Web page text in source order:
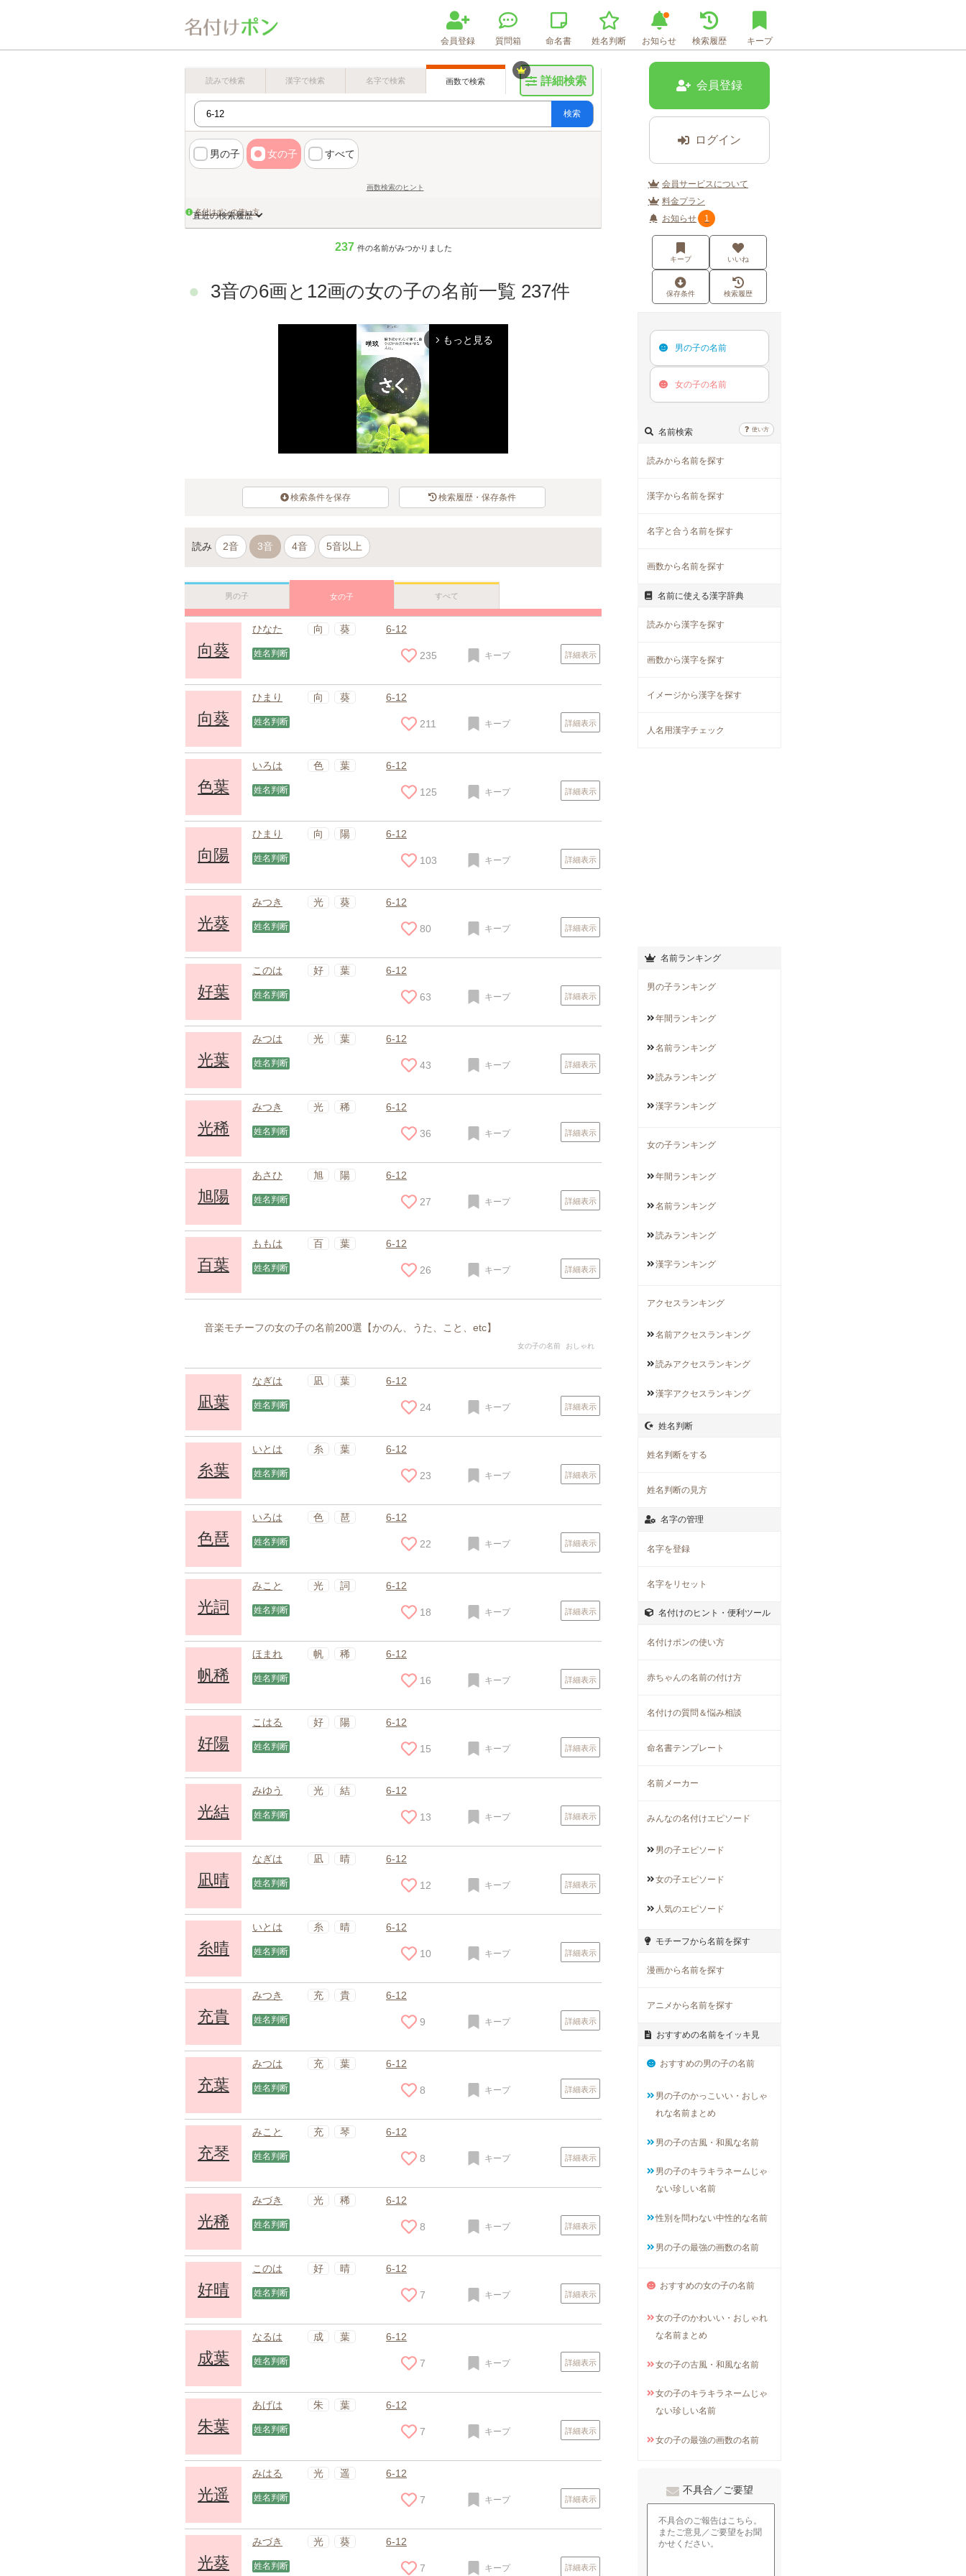
会員登録 質問箱 命名書 姓名判断 お知らせ 検索履歴 キープ
詳細検索
読みで検索 漢字で検索 名字で検索 画数で検索
検索
男の子 女の子 すべて
画数検索のヒント
名付けポンの使い方
直近の検索履歴
237 件の名前がみつかりました
3音の6画と12画の女の子の名前一覧 237件
arrow_forward_ios もっと見る
Mute
検索条件を保存 検索履歴・保存条件
読み 2音 3音 4音 5音以上
男の子 女の子 すべて
向葵
ひなた 向 葵 6-12
姓名判断 235 キープ 詳細表示
向葵
ひまり 向 葵 6-12
姓名判断 211 キープ 詳細表示
色葉
いろは 色 葉 6-12
姓名判断 125 キープ 詳細表示
向陽
ひまり 向 陽 6-12
姓名判断 103 キープ 詳細表示
光葵
みつき 光 葵 6-12
姓名判断 80 キープ 詳細表示
好葉
このは 好 葉 6-12
姓名判断 63 キープ 詳細表示
光葉
みつは 光 葉 6-12
姓名判断 43 キープ 詳細表示
光稀
みつき 光 稀 6-12
姓名判断 36 キープ 詳細表示
旭陽
あさひ 旭 陽 6-12
姓名判断 27 キープ 詳細表示
百葉
ももは 百 葉 6-12
姓名判断 26 キープ 詳細表示
音楽モチーフの女の子の名前200選【かのん、うた、こと、etc】
女の子の名前 おしゃれ
凪葉
なぎは 凪 葉 6-12
姓名判断 24 キープ 詳細表示
糸葉
いとは 糸 葉 6-12
姓名判断 23 キープ 詳細表示
色琶
いろは 色 琶 6-12
姓名判断 22 キープ 詳細表示
光詞
みこと 光 詞 6-12
姓名判断 18 キープ 詳細表示
帆稀
ほまれ 帆 稀 6-12
姓名判断 16 キープ 詳細表示
好陽
こはる 好 陽 6-12
姓名判断 15 キープ 詳細表示
光結
みゆう 光 結 6-12
姓名判断 13 キープ 詳細表示
凪晴
なぎは 凪 晴 6-12
姓名判断 12 キープ 詳細表示
糸晴
いとは 糸 晴 6-12
姓名判断 10 キープ 詳細表示
充貴
みつき 充 貴 6-12
姓名判断 9 キープ 詳細表示
充葉
みつは 充 葉 6-12
姓名判断 8 キープ 詳細表示
充琴
みこと 充 琴 6-12
姓名判断 8 キープ 詳細表示
光稀
みづき 光 稀 6-12
姓名判断 8 キープ 詳細表示
好晴
このは 好 晴 6-12
姓名判断 7 キープ 詳細表示
成葉
なるは 成 葉 6-12
姓名判断 7 キープ 詳細表示
朱葉
あげは 朱 葉 6-12
姓名判断 7 キープ 詳細表示
光遥
みはる 光 遥 6-12
姓名判断 7 キープ 詳細表示
光葵
みづき 光 葵 6-12
姓名判断 7 キープ 詳細表示
会員登録
ログイン
会員サービスについて
料金プラン
お知らせ
1
キープ いいね
保存条件 検索履歴
男の子の名前
女の子の名前
名前検索 使い方
読みから名前を探す
漢字から名前を探す
名字と合う名前を探す
画数から名前を探す
名前に使える漢字辞典
読みから漢字を探す
画数から漢字を探す
イメージから漢字を探す
人名用漢字チェック
名前ランキング
男の子ランキング
年間 ランキング
名前ランキング
読みランキング
漢字ランキング
女の子ランキング
年間 ランキング
名前ランキング
読みランキング
漢字ランキング
アクセスランキング
名前アクセスランキング
読みアクセスランキング
漢字アクセス ランキング
姓名判断
姓名判断をする
姓名判断の見方
名字の管理
名字を登録
名字をリセット
名付けのヒント・便利ツール
名付けポンの使い方
赤ちゃんの名前の付け方
名付けの質問＆悩み相談
命名書テンプレート
名前メーカー
みんなの名付けエピソード
男の子エピソード
女の子エピソード
人気のエピソード
モチーフから名前を探す
漫画から名前を探す
アニメから名前を探す
おすすめの名前をイッキ見
おすすめの男の子の名前
男の子のかっこいい・おしゃ
れな名前まとめ
男の子の古風・和風な名前
男の子のキラキラネームじゃ
ない珍しい名前
性別を問わない中性的な名前
男の子の最強の画数の名前
おすすめの女の子の名前
女の子のかわいい・おしゃれ
な名前まとめ
女の子の古風・和風な名前
女の子のキラキラネームじゃ
ない珍しい名前
女の子の最強の画数の名前
不具合／ご要望